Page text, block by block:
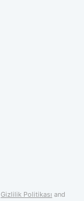
Gizlilik Politikası and